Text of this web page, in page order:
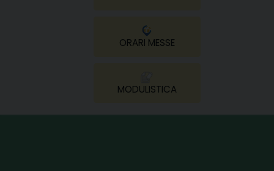
ORARI MESSE
MODULISTICA